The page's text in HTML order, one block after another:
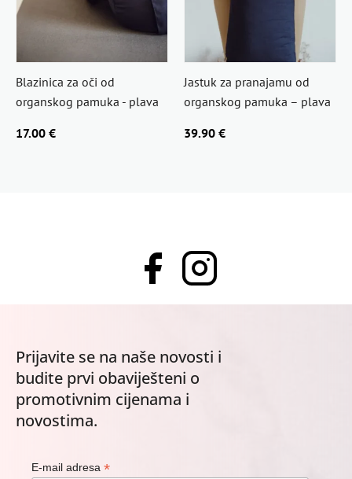
Blazinica za oči od
organskog pamuka - plava
17.00 €
Jastuk za pranajamu od
organskog pamuka – plava
39.90 €
Prijavite se na naše novosti i
budite prvi obaviješteni o
promotivnim cijenama i
novostima.
E-mail adresa *